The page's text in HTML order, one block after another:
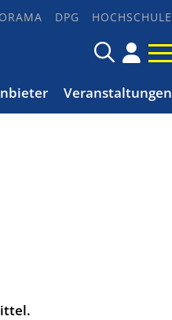
DPG HOCHSCHULE
Veranstaltungen